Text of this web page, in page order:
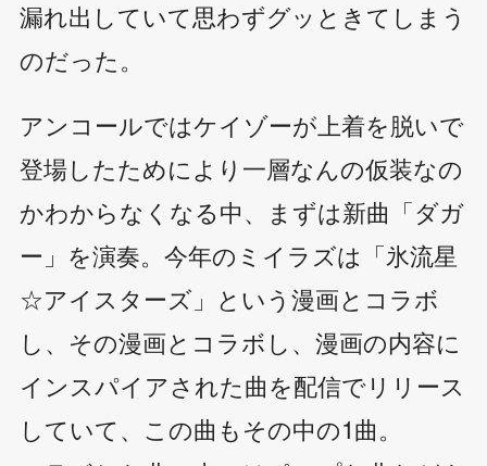
漏れ出していて思わずグッときてしまう
のだった。
アンコールではケイゾーが上着を脱いで
登場したためにより一層なんの仮装なの
かわからなくなる中、まずは新曲「ダガ
ー」を演奏。今年のミイラズは「氷流星
☆アイスターズ」という漫画とコラボ
し、その漫画とコラボし、漫画の内容に
インスパイアされた曲を配信でリリース
していて、この曲もその中の1曲。